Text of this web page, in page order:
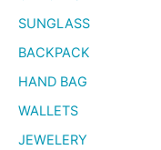
SUNGLASS
BACKPACK
HAND BAG
WALLETS
JEWELERY